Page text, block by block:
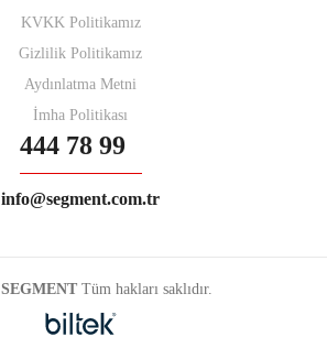
KVKK Politikamız
Gizlilik Politikamız
Aydınlatma Metni
İmha Politikası
444 78 99
info@segment.com.tr
SEGMENTTüm hakları saklıdır.